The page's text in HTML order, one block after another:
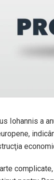
Iohannis a